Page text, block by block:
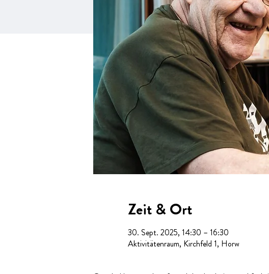
Zeit & Ort
30. Sept. 2025, 14:30 – 16:30
Aktivitätenraum, Kirchfeld 1, Horw